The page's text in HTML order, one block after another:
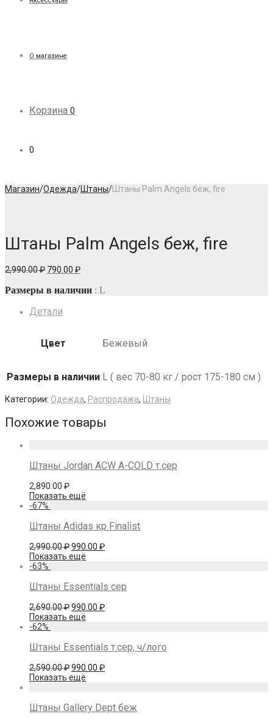
О магазине
Корзина 0
0
Магазин/Одежда/Штаны/ Штаны Palm Angels беж, fire
Штаны Palm Angels беж, fire
2,990.00₽ Первоначальная
составляла
790.00 ₽Текущая
790.00 ₽.
Размеры в наличии : L
Детали
Цвет Бежевый
Размеры в наличии L ( вес 70-80 кг / рост 175-180 см )
Категории: Одежда, Распродажа, Штаны
Похожие товары
Штаны Jordan ACW A-COLD т.сер
2,890.00 ₽
Показать ещё
-67%
Штаны Adidas кр Finalist
2,990.00₽Первоначальная
цена
990.00 ₽Текущая
Показать ещё
-63%
Штаны Essentials сер
2,690.00₽Первоначальная
цена
990.00 ₽Текущая
Показать ещё
-62%
Штаны Essentials т.сер, ч/лого
2,590.00₽Первоначальная
цена
990.00 ₽Текущая
Показать ещё
Штаны Gallery Dept беж